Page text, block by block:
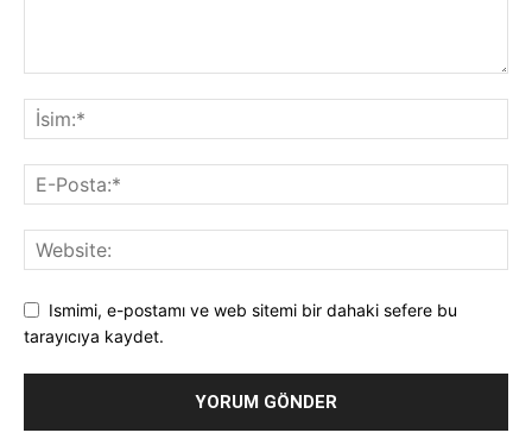
Ismimi, e-postamı ve web sitemi bir dahaki sefere bu
tarayıcıya kaydet.